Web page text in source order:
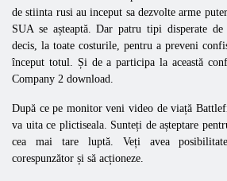
de stiinta rusi au inceput sa dezvolte arme
SUA se așteaptă. Dar patru tipi disperate
decis, la toate costurile, pentru a preveni
început totul. Și de a participa la această
Company 2 download.
După ce pe monitor veni video de viață
va uita ce plictiseala. Sunteți de așteptare
cea mai tare luptă. Veți avea
corespunzător și să acționeze.